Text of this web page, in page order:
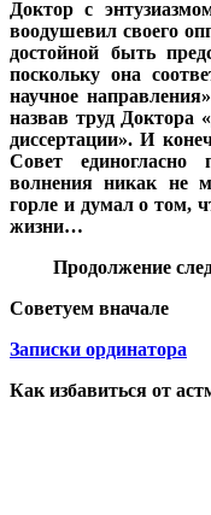
Доктор с
воодушевил своего
достойной быть
поскольку она
научное
назвав труд Доктора
диссертации». И
Совет единогласно
волнения никак не
горле и думал о том,
жизни…
Продолжение
Советуем вначале
Записки ординатора
Как избавиться от